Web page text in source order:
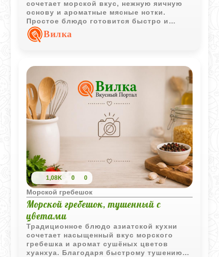
сочетает морской вкус, нежную яичную
основу и ароматные мясные нотки.
Простое блюдо готовится быстро и
подходит как для сытного завтрака, так и
для лёгкого ужина.
Вилка
1,08K 0 0
Морской гребешок
Морской гребешок, тушенный с
цветами
Традиционное блюдо азиатской кухни
сочетает насыщенный вкус морского
гребешка и аромат сушёных цветов
хуанхуа. Благодаря быстрому тушению